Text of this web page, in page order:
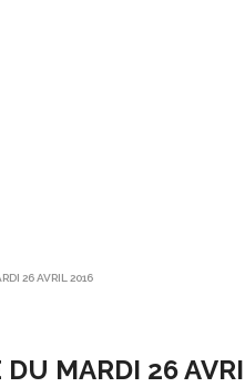
26 AVRIL 2016
MARDI 26